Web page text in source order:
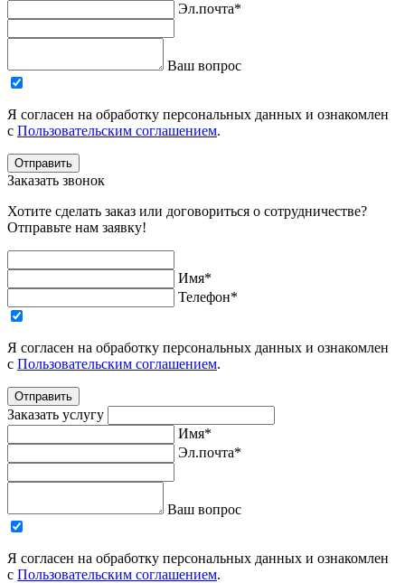
Эл.почта*
Ваш вопрос
Я согласен на обработку персональных данных и ознакомлен
с Пользовательским соглашением.
Отправить
Заказать звонок
Хотите сделать заказ или договориться о сотрудничестве?
Отправьте нам заявку!
Имя*
Телефон*
Я согласен на обработку персональных данных и ознакомлен
с Пользовательским соглашением.
Отправить
Заказать услугу
Имя*
Эл.почта*
Ваш вопрос
Я согласен на обработку персональных данных и ознакомлен
с Пользовательским соглашением.